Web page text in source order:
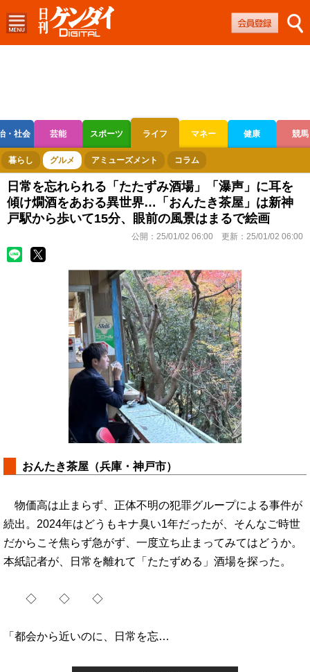
・社会 芸能 スポーツ ライフ マネー 健康 競馬
ボートレース 競輪 オートレース
暮らし グルメ アミューズメント コラム
日常を忘れられる「たたずみ酒場」「瀑声」に耳を
傾け燗酒をあおる異世界…「おんたき茶屋」は新神
戸駅から歩いて15分、眼前の風景はまるで絵画
公開： 25/01/02 06:00 更新： 25/01/02 06:00
おんたき茶屋（兵庫・神戸市）
物価高は止まらず、正体不明の犯罪グループによる事件が
続出。2024年はどうもキナ臭い1年だったが、そんなご時世
だからこそ焦らず急がず、一度立ち止まってみてはどうか。
本紙記者が、日常を離れて「たたずめる」酒場を探った。
◇ ◇ ◇
「都会から近いのに、日常を忘…